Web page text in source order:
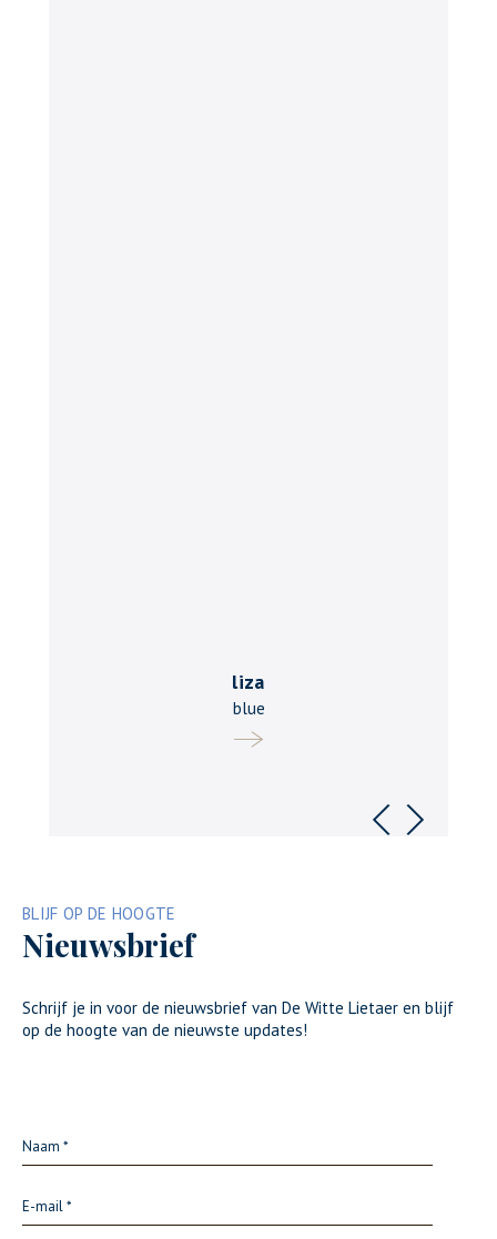
VorigeVolgende
liza
blue
BLIJF OP DE HOOGTE
Nieuwsbrief
Schrijf je in voor de nieuwsbrief van De Witte Lietaer en blijf
op de hoogte van de nieuwste updates!